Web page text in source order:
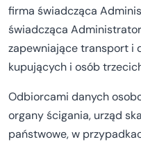
firma świadcząca
świadcząca
zapewniające transport i
kupujących i osób
Odbiorcami danych
organy ścigania, urząd
państwowe, w